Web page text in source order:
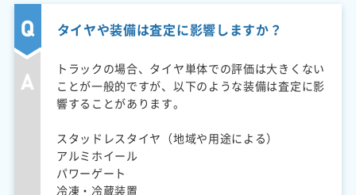
タイヤや装備は査定に影響しますか？
トラックの場合、タイヤ単体での評価は大きくない
ことが一般的ですが、以下のような装備は査定に影
響することがあります。
スタッドレスタイヤ（地域や用途による）
アルミホイール
パワーゲート
冷凍・冷蔵装置